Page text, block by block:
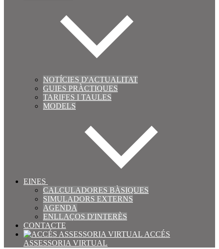
NOTÍCIES D'ACTUALITAT
GUIES PRÀCTIQUES
TARIFES I TAULES
MODELS
EINES
CALCULADORES BÀSIQUES
SIMULADORS EXTERNS
AGENDA
ENLLAÇOS D'INTERÈS
CONTACTE
ACCÉS
ASSESSORIA VIRTUAL